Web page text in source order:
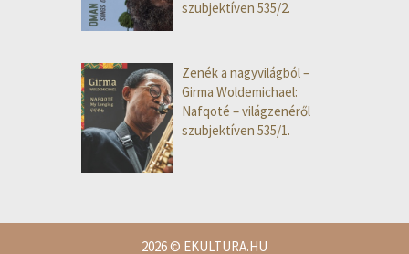
szubjektíven 535/2.
Zenék a nagyvilágból –
Girma Woldemichael:
Nafqoté – világzenéről
szubjektíven 535/1.
2026© EKULTURA.HU